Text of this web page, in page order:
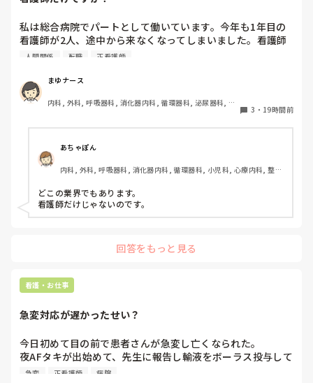
私は総合病院でパートとして働いています。今年も1年目の
看護師が2人、途中から来なくなってしまいました。看護師
として働いていると、指導の場面で「そこまで強く言わなく
患者さんの安全を守るために、厳しく伝えなければならない
場面があることは理解しています。ただ、内容よりも言い方
こうした厳しい指導や人間関係は、看護師という職業ならで
はなのでしょうか。それとも、他の職種でも同じようなこと
はあるのでしょうか？看護師以外の仕事を経験したことがあ
る方や、転職経験のある方のお話も聞いてみたいです。
人間関係 転職 正看護師
まゆナース
内科, 外科, 呼吸器科, 消化器内科, 循環器科, 泌尿器科, 病
3 ・ 19時間前
あちゃぽん
内科, 外科, 呼吸器科, 消化器内科, 循環器科, 小児科, 心療内科, 整形
合診療科, 救急科, 超急性期, ICU, CCU, HCU, その他の科, ママナー
ス, 外来, 神経内科, 脳神経外科, NICU, 消化器外科, 一般病院, 慢性
期, 回復期, 終末期, オペ室, 透析, 検診・健診
どこの業界でもあります。
看護師だけじゃないのです。
回答をもっと見る
看護・お仕事
急変対応が遅かったせい？
今日初めて目の前で患者さんが急変し亡くなられた。
夜AFタキが出始めて、先生に報告し輸液をボーラス投与して
AF波形のままだったけど徐々にレートも落ち着いたし患者
急変 正看護師 病院